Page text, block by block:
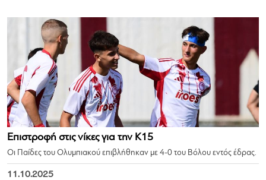
Επιστροφή στις νίκες για την Κ15
Οι Παίδες του Ολυμπιακού επιβλήθηκαν με 4-0 του Βόλου εντός έδρας.
11.10.2025